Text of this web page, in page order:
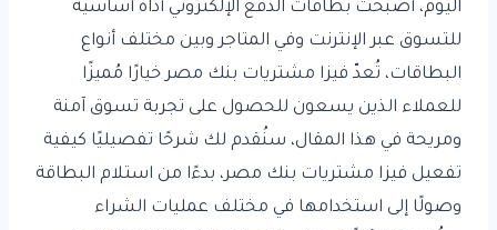
اليوم، أصبحت بطاقات الدفع الإلكتروني أداة أساسية
للتسوق عبر الإنترنت وفي المتاجر وبين مختلف أنواع
البطاقات، تُعدّ فيزا مشتريات بنك مصر خيارًا مُميزًا
للعملاء الذين يسعون للحصول على تجربة تسوق آمنة
ومريحة في هذا المقال، سنُقدم لك شرحًا تفصيليًا كيفية
تفعيل فيزا مشتريات بنك مصر، بدءًا من استلام البطاقة
وصولًا إلى استخدامها في مختلف عمليات الشراء